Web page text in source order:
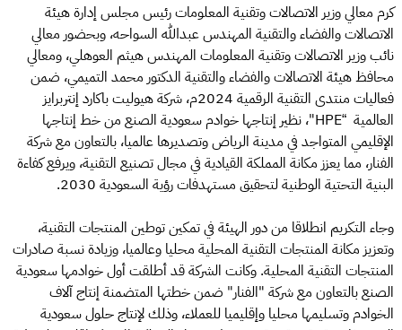
كرم معالي وزير الاتصالات وتقنية المعلومات رئيس مجلس إدارة هيئة
الاتصالات والفضاء والتقنية المهندس عبدالله السواحه، وبحضور معالي
نائب وزير الاتصالات وتقنية المعلومات المهندس هيثم العوهلي، ومعالي
محافظ هيئة الاتصالات والفضاء والتقنية الدكتور محمد التميمي، ضمن
فعاليات منتدى التقنية الرقمية 2024م، شركة هيوليت باكارد إنتربرايز
العالمية “HPE"، نظير إنتاجها خوادم سعودية الصنع من خط إنتاجها
الإقليمي المتواجد في مدينة الرياض وتصديرها عالميا، بالتعاون مع شركة
الفنار، مما يعزز مكانة المملكة القيادية في مجال تصنيع التقنية، ويرفع كفاءة
البنية التحتية الوطنية لتحقيق مستهدفات رؤية السعودية 2030.
وجاء التكريم انطلاقا من دور الهيئة في تمكين توطين المنتجات التقنية،
وتعزيز مكانة المنتجات التقنية المحلية محليا وعالميا، وزيادة نسبة صادرات
المنتجات التقنية المحلية. وكانت الشركة قد أطلقت أول خوادمها سعودية
الصنع بالتعاون مع شركة "الفنار" ضمن خطتها المتضمنة إنتاج آلاف
الخوادم وتسليمها محليا وإقليميا للعملاء، وذلك لإنتاج حلول سعودية